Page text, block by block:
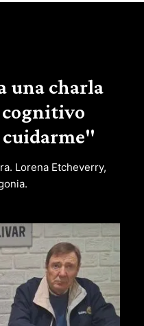
una charla
cognitivo
Lorena Etcheverry,